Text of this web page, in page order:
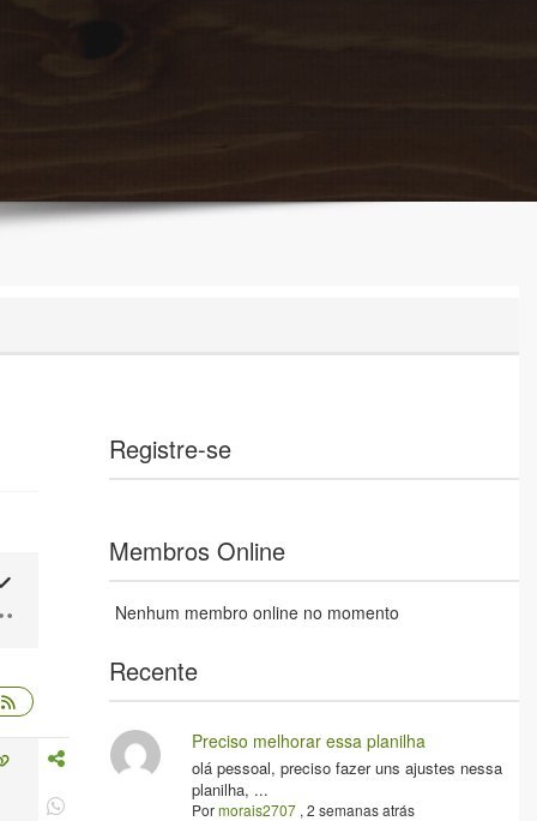
Registre-se
Membros Online
Nenhum membro online no momento
Recente
Preciso melhorar essa planilha
olá pessoal, preciso fazer uns ajustes nessa
planilha, ...
Pormorais2707 ,2 semanas atrás